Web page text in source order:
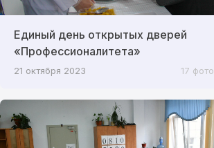
Единый день открытых дверей
«Профессионалитета»
21 октября 2023 17 фото